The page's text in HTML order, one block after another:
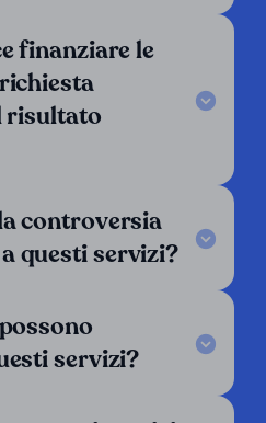
finanziare le
risultato
controversia
questi servizi?
servizi?
criteri
in:
Belgio
Cile
Germania